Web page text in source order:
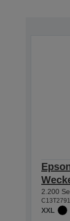
2.200
XXL